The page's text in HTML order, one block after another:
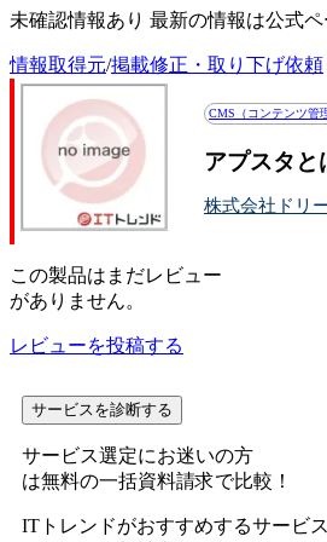
未確認情報あり 最新の情報は公式
情報取得元/掲載修正・取り下げ依頼
CMS（コンテンツ管
アプスタと
株式会社ドリ
この製品はまだレビュー
がありません。
レビューを投稿する
サービスを診断する
サービス選定にお迷いの方
は無料の一括資料請求で比較！
ITトレンドがおすすめするサービ